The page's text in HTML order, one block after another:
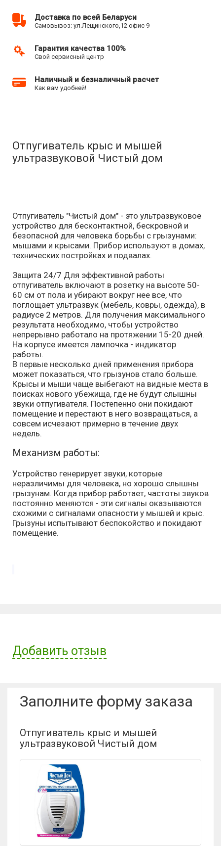
Доставка по всей Беларуси
Самовывоз: ул.Лещинского,12 офис 9
Гарантия качества 100%
Свой сервисный центр
Наличный и безналичный расчет
Как вам удобней!
Отпугиватель крыс и мышей
ультразвуковой Чистый дом
Отпугиватель "Чистый дом" - это ультразвуковое
устройство для бесконтактной, бескровной и
безопасной для человека борьбы с грызунами:
мышами и крысами. Прибор используют в домах,
технических постройках и подвалах.
Защита 24/7 Для эффективной работы
отпугиватель включают в розетку на высоте 50-
60 см от пола и убирают вокруг нее все, что
поглощает ультразвук (мебель, ковры, одежда), в
радиусе 2 метров. Для получения максимального
результата необходимо, чтобы устройство
непрерывно работало на протяжении 15-20 дней.
На корпусе имеется лампочка - индикатор
работы.
В первые несколько дней применения прибора
может показаться, что грызунов стало больше.
Крысы и мыши чаще выбегают на видные места в
поисках нового убежища, где не будут слышны
звуки отпугивателя. Постепенно они покидают
помещение и перестают в него возвращаться, а
совсем исчезают примерно в течение двух
недель.
Механизм работы:
Устройство генерирует звуки, которые
неразличимы для человека, но хорошо слышны
грызунам. Когда прибор работает, частоты звуков
постоянно меняются - эти сигналы оказываются
схожими с сигналами опасности у мышей и крыс.
Грызуны испытывают беспокойство и покидают
помещение.
Добавить отзыв
Заполните форму заказа
Отпугиватель крыс и мышей
ультразвуковой Чистый дом